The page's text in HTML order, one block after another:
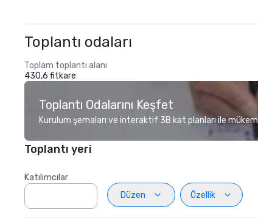
Toplantı odaları
Toplam toplantı alanı
430,6 fitkare
Toplantı Odalarını Keşfet
Kurulum şemaları ve interaktif 3B kat planları ile
Toplantı yeri
Katılımcılar
Düzen
Özellik